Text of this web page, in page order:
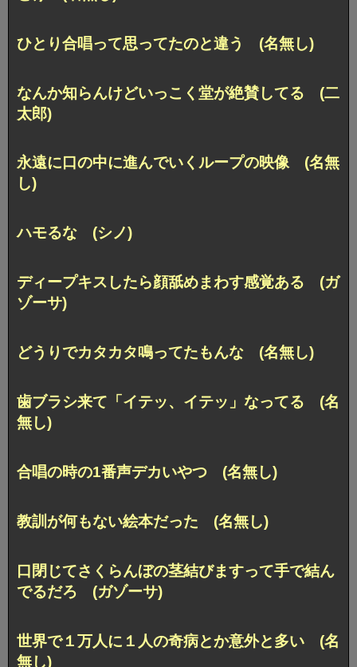
ひとり合唱って思ってたのと違う (名無し)
なんか知らんけどいっこく堂が絶賛してる (二
太郎)
永遠に口の中に進んでいくループの映像 (名無
し)
ハモるな (シノ)
ディープキスしたら顔舐めまわす感覚ある (ガ
ゾーサ)
どうりでカタカタ鳴ってたもんな (名無し)
歯ブラシ来て「イテッ、イテッ」なってる (名
無し)
合唱の時の1番声デカいやつ (名無し)
教訓が何もない絵本だった (名無し)
口閉じてさくらんぼの茎結びますって手で結ん
でるだろ (ガゾーサ)
世界で１万人に１人の奇病とか意外と多い (名
無し)